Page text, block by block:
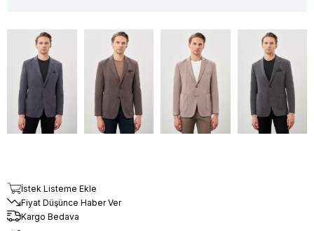
İstek Listeme Ekle
Fiyat Düşünce Haber Ver
Kargo Bedava